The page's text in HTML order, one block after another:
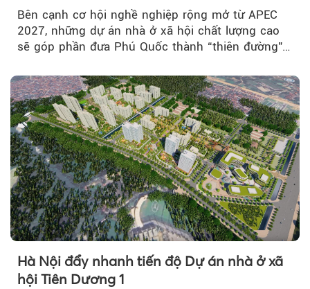
Bên cạnh cơ hội nghề nghiệp rộng mở từ APEC
2027, những dự án nhà ở xã hội chất lượng cao
sẽ góp phần đưa Phú Quốc thành “thiên đường”
Hà Nội đẩy nhanh tiến độ Dự án nhà ở xã
hội Tiên Dương 1